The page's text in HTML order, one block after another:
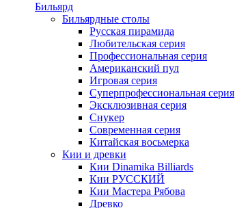
Бильярд
Бильярдные столы
Русская пирамида
Любительская серия
Профессиональная серия
Американский пул
Игровая серия
Суперпрофессиональная серия
Эксклюзивная серия
Снукер
Современная серия
Китайская восьмерка
Кии и древки
Кии Dinamika Billiards
Кии РУССКИЙ
Кии Мастера Рябова
Древко